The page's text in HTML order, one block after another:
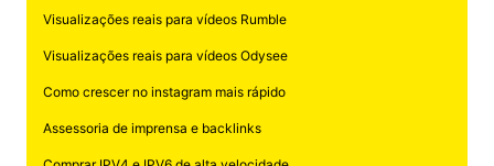
Visualizações reais para vídeos Rumble
Visualizações reais para vídeos Odysee
Como crescer no instagram mais rápido
Assessoria de imprensa e backlinks